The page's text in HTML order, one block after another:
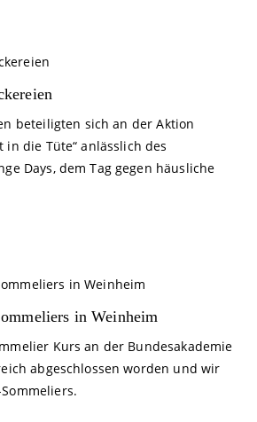
beteiligten sich an der Aktion
in die Tüte“ anlässlich des
Days, dem Tag gegen häusliche
in Weinheim
Kurs an der Bundesakademie
abgeschlossen worden und wir